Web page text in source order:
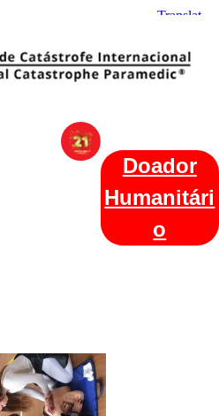
Doador
Humanitári
o